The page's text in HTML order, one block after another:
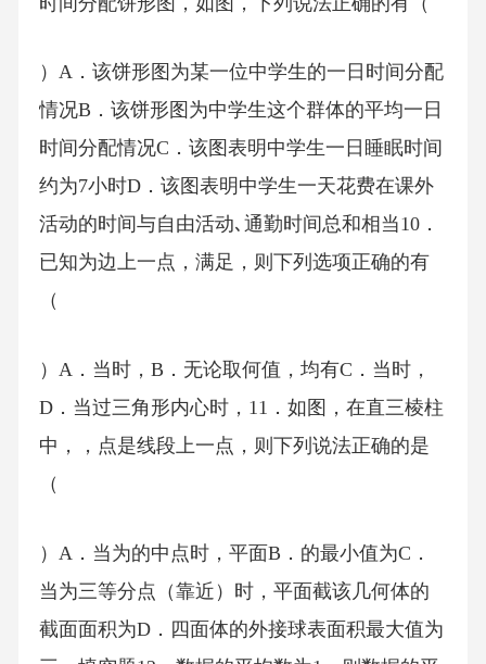
）A．该饼形图为某一位中学生的一日时间分配
情况B．该饼形图为中学生这个群体的平均一日
时间分配情况C．该图表明中学生一日睡眠时间
约为7小时D．该图表明中学生一天花费在课外
活动的时间与自由活动､通勤时间总和相当10．
已知为边上一点，满足，则下列选项正确的有
（
）A．当时，B．无论取何值，均有C．当时，
D．当过三角形内心时，11．如图，在直三棱柱
中，，点是线段上一点，则下列说法正确的是
（
）A．当为的中点时，平面B．的最小值为C．
当为三等分点（靠近）时，平面截该几何体的
截面面积为D．四面体的外接球表面积最大值为